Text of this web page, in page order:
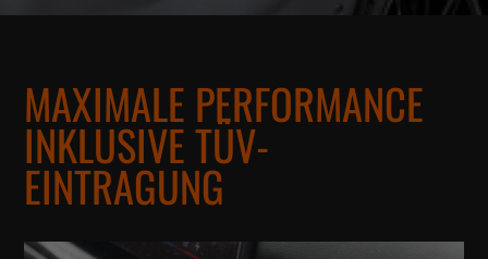
MAXIMALE PERFORMANCE
INKLUSIVE TÜV-
EINTRAGUNG